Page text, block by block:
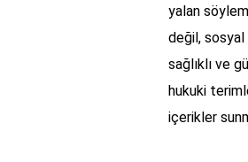
yalan
değil, sosyal
sağlıklı ve
hukuki
içerikler